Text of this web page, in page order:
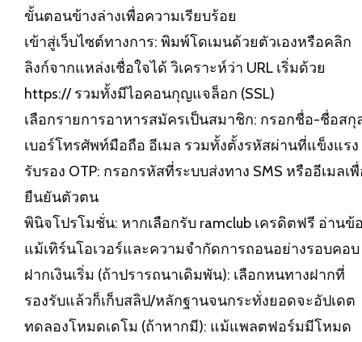
ขั้นตอนข้างล่างเพื่อความเรียบร้อย
เข้าสู่เว็บไซต์ทางการ: พิมพ์โดเมนด้วยตัวเองหรือคลิก
ลิงก์จากแหล่งเชื่อใจได้ วิเคราะห์ว่า URL เริ่มด้วย
https:// รวมทั้งมีไอคอนกุญแจล็อก (SSL)
เลือกรายการอาหารสมัครเป็นสมาชิก: กรอกชื่อ-ชื่อสกุ
เบอร์โทรศัพท์มือถือ อีเมล รวมทั้งตั้งรหัสผ่านที่แข็งแรง
รับรอง OTP: กรอกรหัสที่ระบบส่งทาง SMS หรืออีเมลเ
ยืนยันตัวตน
พินิจโปรโมชั่น: หากเลือกรับ ramclub เครดิตฟรี อ่านข้
แม้เทิร์นโอเวอร์และความจำกัดการถอนอย่างรอบคอบ
ฝากเงินเริ่ม (ถ้าปรารถนาเดิมพัน): เลือกหนทางฝากที่
รองรับแล้วก็เก็บสลิป/หลักฐานจนกระทั่งยอดจะอัปเดต
ทดลองโหมดเดโม (ถ้าหากมี): แม้แพลตฟอร์มมีโหมด